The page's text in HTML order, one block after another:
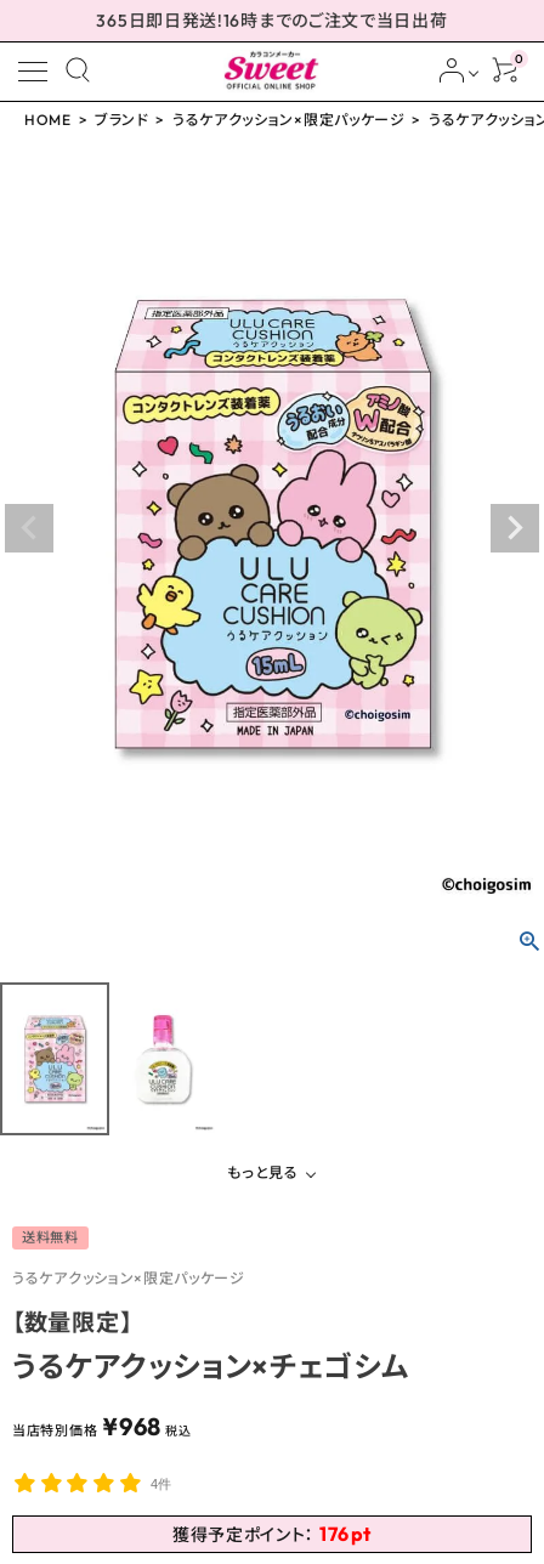
365日即日発送!16時までのご注文で当日出荷
0
meeting_room ログイン person 会員登録
うるケアクッション×チ
配送方法について
お支払い方法について
お買い物ガイド
HOME ブランド うるケアクッション×限定パッケージ うるケアクッシ
もっと見る
送料無料
うるケアクッション×限定パッケージ
【数量限定】
うるケアクッション×チェゴシム
当店特別価格 ¥968 税込
4件
獲得予定ポイント： 176pt